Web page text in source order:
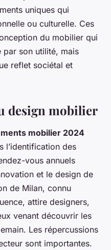
uniques qui
ou culturelle. Ces
du mobilier qui
par son utilité, mais
reflet sociétal et
design mobilier
mobilier 2024
l’identification des
vous annuels
et le design de
de Milan, connu
attire designers,
venant découvrir les
Les répercussions
sont importantes.